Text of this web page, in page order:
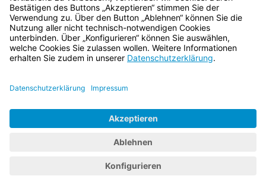
eines anderen Landkreises,
5.
die Oberbürgermeisterin oder der Oberbürgermeister
einer kreisfreien Gemeinde,
6.
Kreisrätinnen und Kreisräte eines anderen
Landkreises,
kreisfreien Gemeinde.
2Als Arbeitnehmerin oder Arbeitnehmer im Sinn des Satzes
1 gilt nicht, wer überwiegend körperliche Arbeit verrichtet.
Beamte während der Dauer des Ehrenamts ohne
Blockmodell vollständig vom Dienst freigestellt ist oder